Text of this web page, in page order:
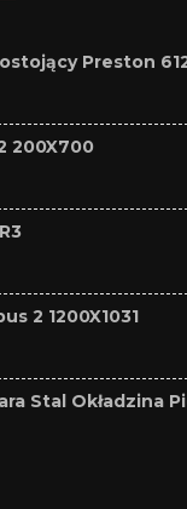
Preston
200X700
2 1200X1031
Stal Okładzina